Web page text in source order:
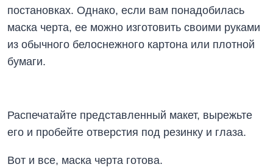
постановках. Однако, если вам понадобилась
маска черта, ее можно изготовить своими руками
из обычного белоснежного картона или плотной
бумаги.
Распечатайте представленный макет, вырежьте
его и пробейте отверстия под резинку и глаза.
Вот и все, маска черта готова.